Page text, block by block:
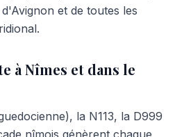
et de toutes les
à Nîmes et dans le
la N113, la D999
nîmois génèrent chaque